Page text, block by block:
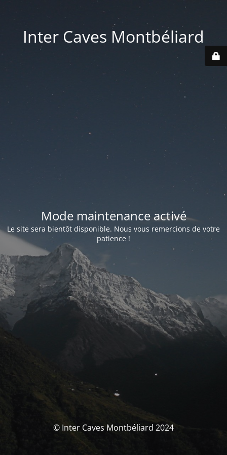
Inter Caves Montbéliard
Mode maintenance activé
Le site sera bientôt disponible. Nous vous remercions de votre
patience !
© Inter Caves Montbéliard 2024